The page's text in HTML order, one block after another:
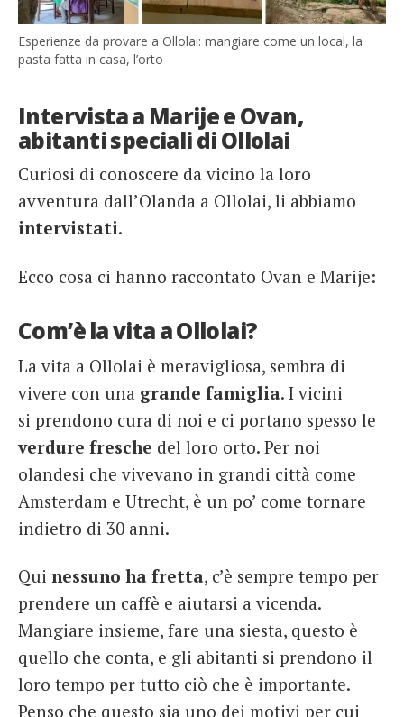
Esperienze da provare a Ollolai: mangiare come un local, la
pasta fatta in casa, l’orto
Intervista a Marije e Ovan,
abitanti speciali di Ollolai
Curiosi di conoscere da vicino la loro
avventura dall’Olanda a Ollolai, li abbiamo
intervistati.
Ecco cosa ci hanno raccontato Ovan e Marije:
Com’è la vita a Ollolai?
La vita a Ollolai è meravigliosa, sembra di
vivere con una grande famiglia. I vicini
si prendono cura di noi e ci portano spesso le
verdure fresche del loro orto. Per noi
olandesi che vivevano in grandi città come
Amsterdam e Utrecht, è un po’ come tornare
indietro di 30 anni.
Qui nessuno ha fretta, c’è sempre tempo per
prendere un caffè e aiutarsi a vicenda.
Mangiare insieme, fare una siesta, questo è
quello che conta, e gli abitanti si prendono il
loro tempo per tutto ciò che è importante.
Penso che questo sia uno dei motivi per cui